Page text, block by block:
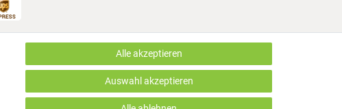
© 2019 PLUS EDV OHG | Alle Rechte vorbehalten | webshop by
Alle akzeptieren
Auswahl akzeptieren